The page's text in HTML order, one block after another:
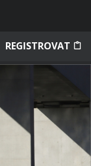
REGISTROVAT